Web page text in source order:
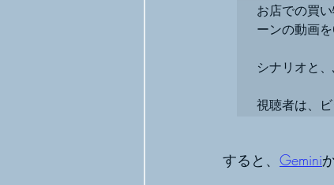
お店での買
ーンの動画
シナリオと
視聴者は、ビ
すると、 Gemini